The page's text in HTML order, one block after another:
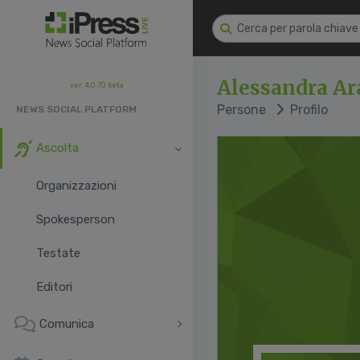
ver. 4.0.70 beta
NEWS SOCIAL PLATFORM
Ascolta
Organizzazioni
Spokesperson
Testate
Editori
Comunica
Alessandra
Persone Profilo